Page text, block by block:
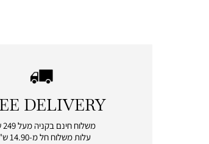
|
free
delivery
DELIVERY
משלוח חינם בקניה מעל 249 ש"ח
עלות משלוח חל מ-14.90 ש"ח